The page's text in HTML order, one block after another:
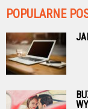
POPULARNE